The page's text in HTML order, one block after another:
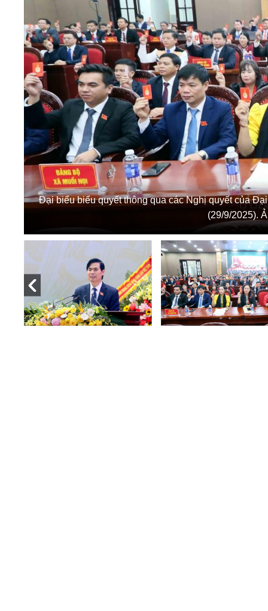
Đại biểu biểu quyết thông qua các Nghị quyết của
(29/9/2025).